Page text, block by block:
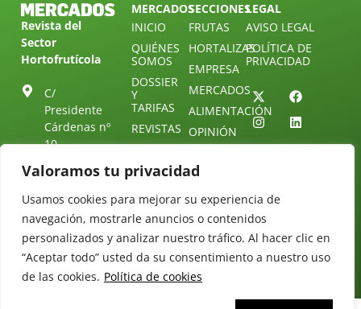
Valoramos tu privacidad
Usamos cookies para mejorar su experiencia de
navegación, mostrarle anuncios o contenidos
personalizados y analizar nuestro tráfico. Al hacer clic en
“Aceptar todo” usted da su consentimiento a nuestro uso
de las cookies. Política de cookies
Revista del
Sector
Hortofrutícola
C/
Presidente
Cárdenas nº
10.
Sevilla.
ESPAÑA
Tel: (+34) 954
25 88 51
redaccion@revistamercados.com
MERCADOS
INICIO
QUIÉNES
SOMOS
DOSSIER
Y
TARIFAS
REVISTAS
SUSCRIPCIÓN
ÚNETE A
NUESTRO
TELEGRAM
CONTACTO
SECCIONES
FRUTAS
HORTALIZAS
EMPRESA
MERCADOS
ALIMENTACIÓN
OPINIÓN
30
LEGAL
AVISO LEGAL
POLÍTICA DE
PRIVACIDAD
Starenlared